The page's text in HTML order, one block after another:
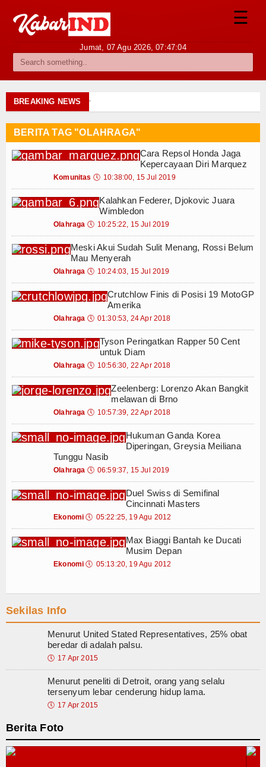
Berita
Internasional
Nasional
Ekonomi
Hiburan
Religi
Ceramah
Hikmah
Gallery
Forum
☰
Jumat, 07 Agu 2026,07:47:04
BREAKING NEWS
Pengalaman Belajar Accounting di Pusat
Dari Tali Sepatu Menjadi Peluang Usaha :
Pemanfaatan Limbah Tali Tepatu Bekas
OkkarentBus Hadir sebagai Solusi Sewa
Pertimbangan Sebelum Memilih Maklon
Pengembangan Kreatifitas Anak Dalam
Panduan Menentukan Gaya Fotografi
Pengalaman Belajar Accounting di Pusat
Dari Tali Sepatu Menjadi Peluang Usaha :
Pemanfaatan Limbah Tali Tepatu Bekas
OkkarentBus Hadir sebagai Solusi Sewa
Pengembangan Kreatifitas Anak Dalam
Panduan Menentukan Gaya Fotografi
Pengalaman Belajar Accounting di Pusat
Dari Tali Sepatu Menjadi Peluang Usaha :
Pemanfaatan Limbah Tali Tepatu Bekas
Pertimbangan Sebelum Memilih Maklon
BERITA TAG "OLAHRAGA"
Cara Repsol Honda Jaga
Kepercayaan Diri Marquez
Komunitas 🕔 10:38:00, 15 Jul 2019
Kalahkan Federer, Djokovic Juara
Wimbledon
Olahraga 🕔 10:25:22, 15 Jul 2019
Meski Akui Sudah Sulit Menang, Rossi Belum
Mau Menyerah
Olahraga 🕔 10:24:03, 15 Jul 2019
Crutchlow Finis di Posisi 19 MotoGP
Amerika
Olahraga 🕔 01:30:53, 24 Apr 2018
Tyson Peringatkan Rapper 50 Cent
untuk Diam
Olahraga 🕔 10:56:30, 22 Apr 2018
Zeelenberg: Lorenzo Akan Bangkit
melawan di Brno
Olahraga 🕔 10:57:39, 22 Apr 2018
Hukuman Ganda Korea
Diperingan, Greysia Meiliana
Tunggu Nasib
Olahraga 🕔 06:59:37, 15 Jul 2019
Duel Swiss di Semifinal
Cincinnati Masters
Ekonomi 🕔 05:22:25, 19 Agu 2012
Max Biaggi Bantah ke Ducati
Musim Depan
Ekonomi 🕔 05:13:20, 19 Agu 2012
Sekilas Info
Menurut United Stated Representatives, 25% obat
beredar di adalah palsu.
🕔 17 Apr 2015
Menurut peneliti di Detroit, orang yang selalu
tersenyum lebar cenderung hidup lama.
🕔 17 Apr 2015
Berita Foto